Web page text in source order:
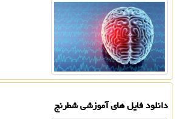
دانلود فایل های آموزشی شطرنج